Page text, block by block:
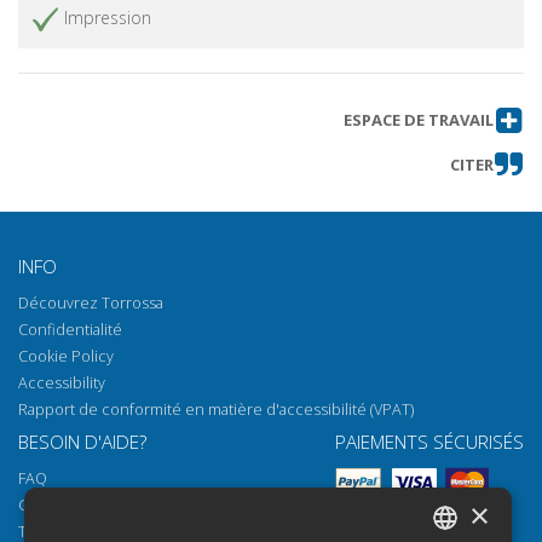
Impression
ESPACE DE TRAVAIL
CITER
INFO
Découvrez Torrossa
Confidentialité
Cookie Policy
Accessibility
Rapport de conformité en matière d'accessibilité (VPAT)
BESOIN D'AIDE?
FAQ
Comment ouvrir nos documents
Torrossa Reader
PAIEMENTS SÉCURISÉS
×